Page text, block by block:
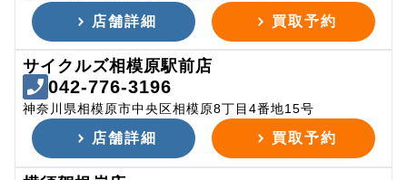
店舗詳細 買取予約
サイクルズ相模原駅前店
042-776-3196
神奈川県相模原市中央区相模原8丁目4番地15号
店舗詳細 買取予約